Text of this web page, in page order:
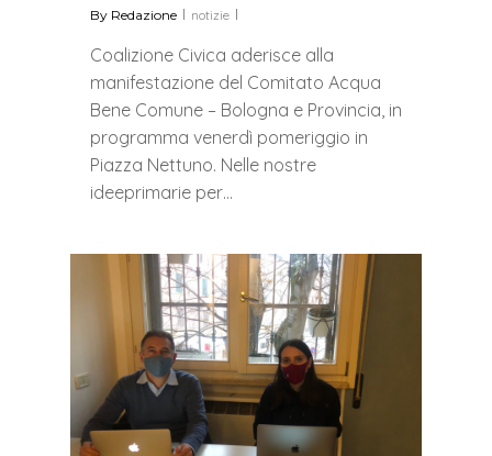
By Redazione notizie
Coalizione Civica aderisce alla
manifestazione del Comitato Acqua
Bene Comune – Bologna e Provincia, in
programma venerdì pomeriggio in
Piazza Nettuno. Nelle nostre
ideeprimarie per…
0